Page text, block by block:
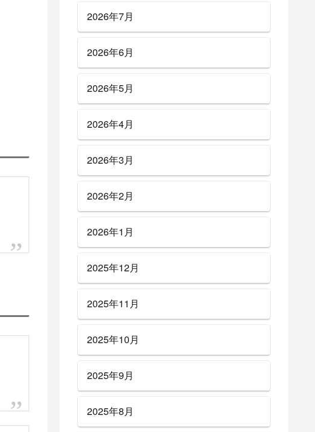
2026年7月
2026年6月
2026年5月
2026年4月
2026年3月
2026年2月
2026年1月
2025年12月
2025年11月
2025年10月
2025年9月
2025年8月